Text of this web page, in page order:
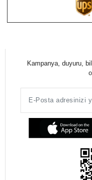
Kampanya, duyuru,